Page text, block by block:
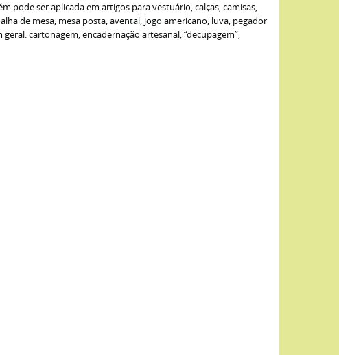
pode ser aplicada em artigos para vestuário, calças, camisas,
de mesa, mesa posta, avental, jogo americano, luva, pegador
cartonagem, encadernação artesanal, “decupagem”,